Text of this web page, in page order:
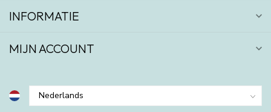
INFORMATIE
MIJN ACCOUNT